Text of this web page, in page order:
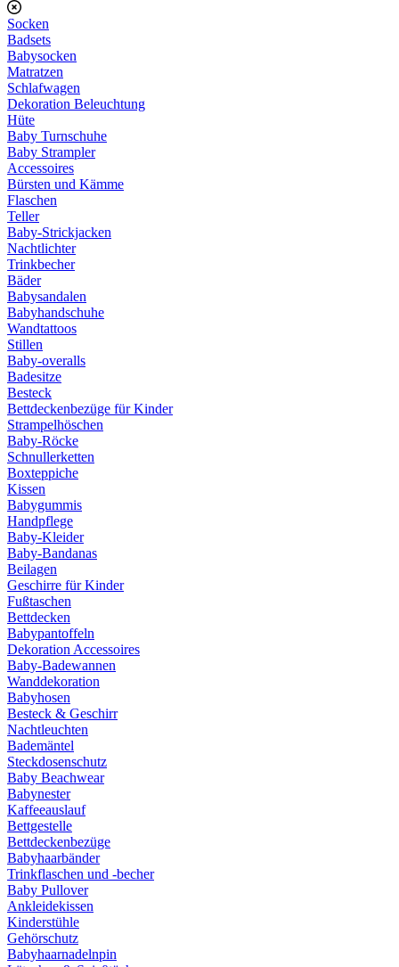
Socken
Badsets
Babysocken
Matratzen
Schlafwagen
Dekoration Beleuchtung
Hüte
Baby Turnschuhe
Baby Strampler
Accessoires
Bürsten und Kämme
Flaschen
Teller
Baby-Strickjacken
Nachtlichter
Trinkbecher
Bäder
Babysandalen
Babyhandschuhe
Wandtattoos
Stillen
Baby-overalls
Badesitze
Besteck
Bettdeckenbezüge für Kinder
Strampelhöschen
Baby-Röcke
Schnullerketten
Boxteppiche
Kissen
Babygummis
Handpflege
Baby-Kleider
Baby-Bandanas
Beilagen
Geschirre für Kinder
Fußtaschen
Bettdecken
Babypantoffeln
Dekoration Accessoires
Baby-Badewannen
Wanddekoration
Babyhosen
Besteck & Geschirr
Nachtleuchten
Bademäntel
Steckdosenschutz
Baby Beachwear
Babynester
Kaffeeauslauf
Bettgestelle
Bettdeckenbezüge
Babyhaarbänder
Trinkflaschen und -becher
Baby Pullover
Ankleidekissen
Kinderstühle
Gehörschutz
Babyhaarnadelnpin